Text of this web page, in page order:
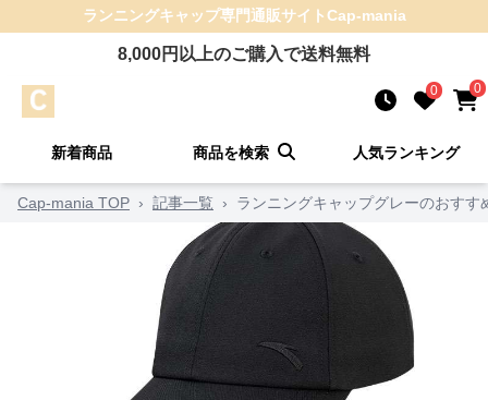
ランニングキャップ専門通販サイトCap-mania
8,000円以上のご購入で送料無料
0 0
新着商品 商品を検索 人気ランキング
Cap-mania TOP › 記事一覧 › ランニングキャップグレーのおす